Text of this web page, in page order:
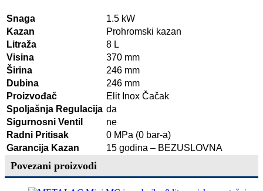
Snaga
1.5 kW
Kazan
Prohromski kazan
Litraža
8 L
Visina
370 mm
Širina
246 mm
Dubina
246 mm
Proizvođač
Elit Inox Čačak
Spoljašnja Regulacija da
Sigurnosni Ventil
ne
Radni Pritisak
0 MPa (0 bar-a)
Garancija Kazan
15 godina – BEZUSLOVNA
Povezani proizvodi